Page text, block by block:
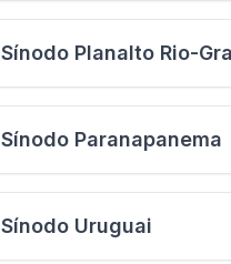
Sínodo Planalto Rio-
Sínodo Paranapanema
Sínodo Uruguai